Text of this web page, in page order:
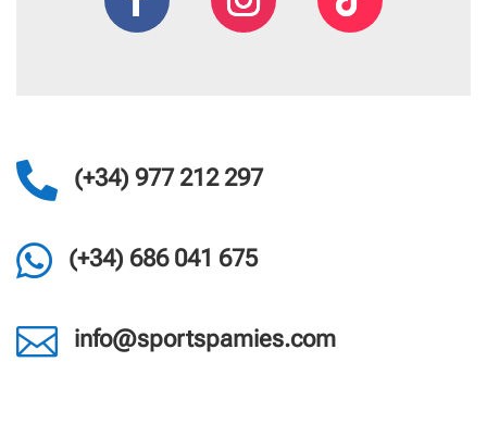
 (+34) 977 212 297
 (+34) 686 041 675
 info@sportspamies.com